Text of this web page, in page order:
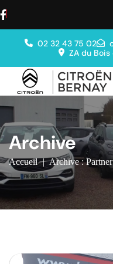
02 32 43 75 02
ZA du
Archive
Accueil | Archive :